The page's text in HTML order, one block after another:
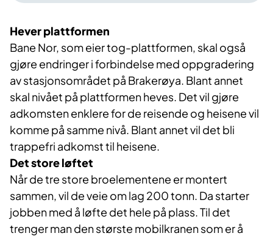
Hever plattformen
Bane Nor, som eier tog-plattformen, skal også
gjøre endringer i forbindelse med oppgradering
av stasjonsområdet på Brakerøya. Blant annet
skal nivået på plattformen heves. Det vil gjøre
adkomsten enklere for de reisende og heisene vil
komme på samme nivå. Blant annet vil det bli
trappefri adkomst til heisene.
Det store løftet
Når de tre store broelementene er montert
sammen, vil de veie om lag 200 tonn. Da starter
jobben med å løfte det hele på plass. Til det
trenger man den største mobilkranen som er å